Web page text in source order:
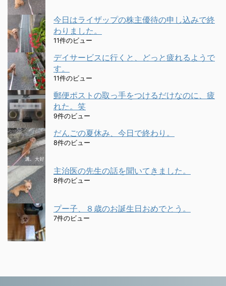
今日はライザップの株主優待の申し込みで終
わりました。
11件のビュー
デイサービスに行くと、どっと疲れるようで
す。
11件のビュー
郵便ポストの取っ手をつけるだけなのに、疲
れた。笑
9件のビュー
だんごの夏休み、今日で終わり。
8件のビュー
主治医の先生の話を聞いてきました。
8件のビュー
プー子、８歳のお誕生日おめでとう。
7件のビュー